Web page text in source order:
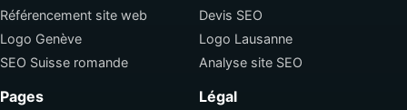
Référencement site web
Devis SEO
Logo Genève
Logo Lausanne
SEO Suisse romande
Analyse site SEO
Pages Légal